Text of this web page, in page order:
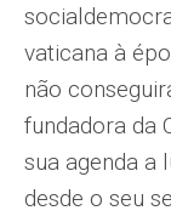
vaticana à
não
fundadora da
sua agenda a
desde o seu